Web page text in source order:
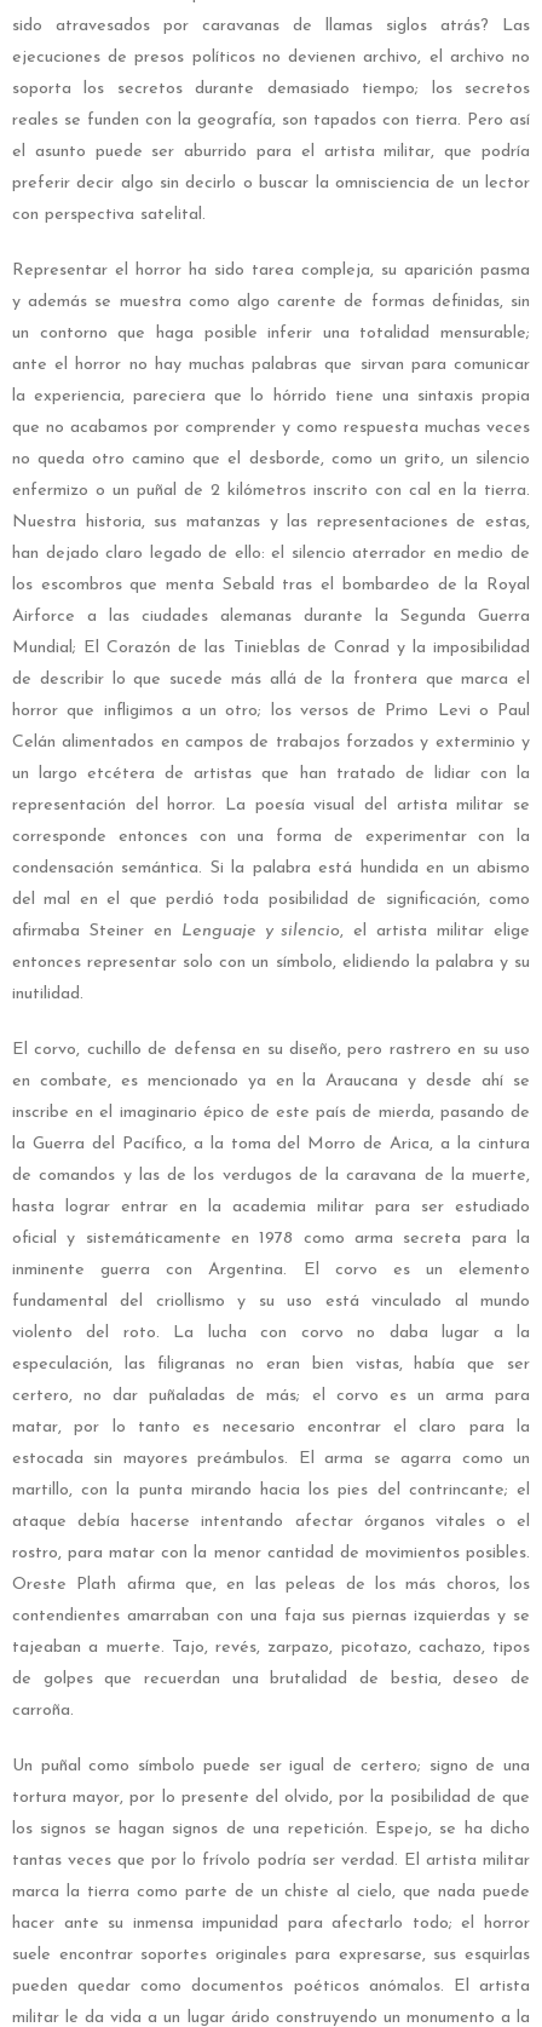
sido atravesados por caravanas de llamas siglos atrás? Las
ejecuciones de presos políticos no devienen archivo, el archivo no
soporta los secretos durante demasiado tiempo; los secretos
reales se funden con la geografía, son tapados con tierra. Pero así
el asunto puede ser aburrido para el artista militar, que podría
preferir decir algo sin decirlo o buscar la omnisciencia de un lector
con perspectiva satelital.
Representar el horror ha sido tarea compleja, su aparición pasma
y además se muestra como algo carente de formas definidas, sin
un contorno que haga posible inferir una totalidad mensurable;
ante el horror no hay muchas palabras que sirvan para comunicar
la experiencia, pareciera que lo hórrido tiene una sintaxis propia
que no acabamos por comprender y como respuesta muchas veces
no queda otro camino que el desborde, como un grito, un silencio
enfermizo o un puñal de 2 kilómetros inscrito con cal en la tierra.
Nuestra historia, sus matanzas y las representaciones de estas,
han dejado claro legado de ello: el silencio aterrador en medio de
los escombros que menta Sebald tras el bombardeo de la Royal
Airforce a las ciudades alemanas durante la Segunda Guerra
Mundial; El Corazón de las Tinieblas de Conrad y la imposibilidad
de describir lo que sucede más allá de la frontera que marca el
horror que infligimos a un otro; los versos de Primo Levi o Paul
Celán alimentados en campos de trabajos forzados y exterminio y
un largo etcétera de artistas que han tratado de lidiar con la
representación del horror. La poesía visual del artista militar se
corresponde entonces con una forma de experimentar con la
condensación semántica. Si la palabra está hundida en un abismo
del mal en el que perdió toda posibilidad de significación, como
afirmaba Steiner en Lenguaje y silencio, el artista militar elige
entonces representar solo con un símbolo, elidiendo la palabra y su
inutilidad.
El corvo, cuchillo de defensa en su diseño, pero rastrero en su uso
en combate, es mencionado ya en la Araucana y desde ahí se
inscribe en el imaginario épico de este país de mierda, pasando de
la Guerra del Pacífico, a la toma del Morro de Arica, a la cintura
de comandos y las de los verdugos de la caravana de la muerte,
hasta lograr entrar en la academia militar para ser estudiado
oficial y sistemáticamente en 1978 como arma secreta para la
inminente guerra con Argentina. El corvo es un elemento
fundamental del criollismo y su uso está vinculado al mundo
violento del roto. La lucha con corvo no daba lugar a la
especulación, las filigranas no eran bien vistas, había que ser
certero, no dar puñaladas de más; el corvo es un arma para
matar, por lo tanto es necesario encontrar el claro para la
estocada sin mayores preámbulos. El arma se agarra como un
martillo, con la punta mirando hacia los pies del contrincante; el
ataque debía hacerse intentando afectar órganos vitales o el
rostro, para matar con la menor cantidad de movimientos posibles.
Oreste Plath afirma que, en las peleas de los más choros, los
contendientes amarraban con una faja sus piernas izquierdas y se
tajeaban a muerte. Tajo, revés, zarpazo, picotazo, cachazo, tipos
de golpes que recuerdan una brutalidad de bestia, deseo de
carroña.
Un puñal como símbolo puede ser igual de certero; signo de una
tortura mayor, por lo presente del olvido, por la posibilidad de que
los signos se hagan signos de una repetición. Espejo, se ha dicho
tantas veces que por lo frívolo podría ser verdad. El artista militar
marca la tierra como parte de un chiste al cielo, que nada puede
hacer ante su inmensa impunidad para afectarlo todo; el horror
suele encontrar soportes originales para expresarse, sus esquirlas
pueden quedar como documentos poéticos anómalos. El artista
militar le da vida a un lugar árido construyendo un monumento a la